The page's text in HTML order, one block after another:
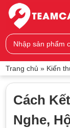
Trang chủ » Kiến
Cách
Nghe,